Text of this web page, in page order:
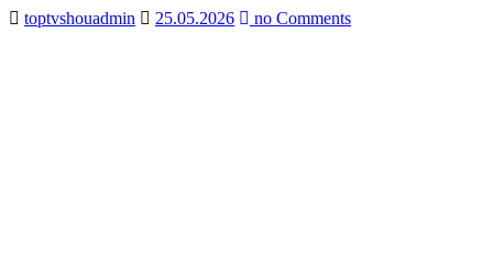
toptvshouadmin 25.05.2026 no Comments